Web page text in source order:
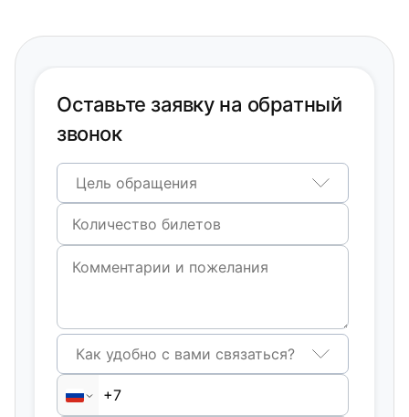
Оставьте заявку на обратный
звонок
Цель обращения
Как удобно с вами связаться?